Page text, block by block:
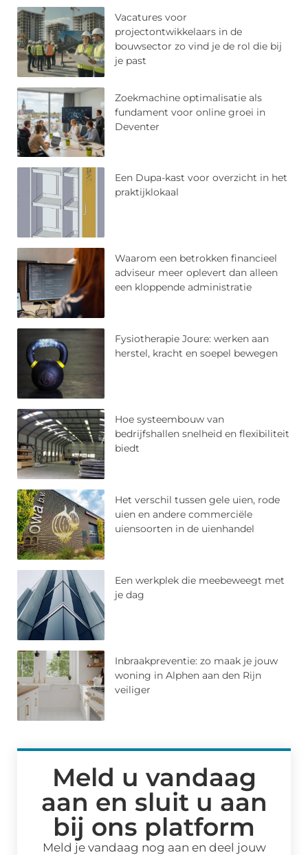
Vacatures voor
projectontwikkelaars in de
bouwsector zo vind je de rol die bij
je past
Zoekmachine optimalisatie als
fundament voor online groei in
Deventer
Een Dupa-kast voor overzicht in het
praktijklokaal
Waarom een betrokken financieel
adviseur meer oplevert dan alleen
een kloppende administratie
Fysiotherapie Joure: werken aan
herstel, kracht en soepel bewegen
Hoe systeembouw van
bedrijfshallen snelheid en flexibiliteit
biedt
Het verschil tussen gele uien, rode
uien en andere commerciële
uiensoorten in de uienhandel
Een werkplek die meebeweegt met
je dag
Inbraakpreventie: zo maak je jouw
woning in Alphen aan den Rijn
veiliger
Meld u vandaag
aan en sluit u aan
bij ons platform
Meld je vandaag nog aan en deel jouw